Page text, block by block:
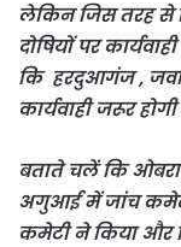
लेकिन जिस तरह से
दोषियों पर
कि हरदुआगंज ,
कार्यवाही जरूर
बताते चलें कि
अगुआई में जांच कमेटी
कमेटी ने किया और